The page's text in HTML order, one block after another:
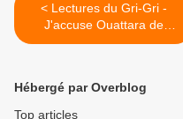
< Lectures du Gri-Gri -
J'accuse Ouattara de
Théophile Kouamouo par
Hébergé par Overblog
Top articles